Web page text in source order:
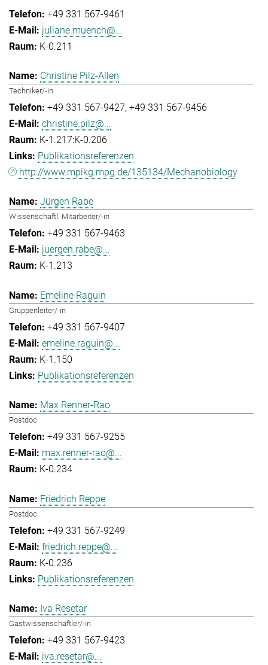
+49 331 567-9461
juliane.muench@...
K-0.211
Christine Pilz-Allen
Techniker/-in
+49 331 567-9427 +49 331 567-9456
christine.pilz@...
K-1.217:K-0.206
Publikationsreferenzen
http://www.mpikg.mpg.de/135134/Mechanobiology
Jürgen Rabe
Wissenschaftl. Mitarbeiter/-in
+49 331 567-9463
juergen.rabe@...
K-1.213
Emeline Raguin
Gruppenleiter/-in
+49 331 567-9407
emeline.raguin@...
K-1.150
Publikationsreferenzen
Max Renner-Rao
Postdoc
+49 331 567-9255
max.renner-rao@...
K-0.234
Friedrich Reppe
Postdoc
+49 331 567-9249
friedrich.reppe@...
K-0.236
Publikationsreferenzen
Iva Resetar
Gastwissenschaftler/-in
+49 331 567-9423
iva.resetar@...